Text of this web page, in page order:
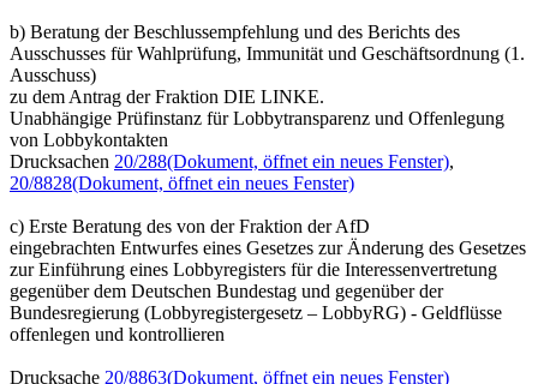
b) Beratung der Beschlussempfehlung und des Berichts des
Ausschusses für Wahlprüfung, Immunität und Geschäftsordnung (1.
Ausschuss)
zu dem Antrag der Fraktion DIE LINKE.
Unabhängige Prüfinstanz für Lobbytransparenz und Offenlegung
von Lobbykontakten
Drucksachen 20/288(Dokument, öffnet ein neues Fenster),
20/8828(Dokument, öffnet ein neues Fenster)
c) Erste Beratung des von der Fraktion der AfD
eingebrachten Entwurfes eines Gesetzes zur Änderung des Gesetzes
zur Einführung eines Lobbyregisters für die Interessenvertretung
gegenüber dem Deutschen Bundestag und gegenüber der
Bundesregierung (Lobbyregistergesetz – LobbyRG) - Geldflüsse
offenlegen und kontrollieren
Drucksache 20/8863(Dokument, öffnet ein neues Fenster)